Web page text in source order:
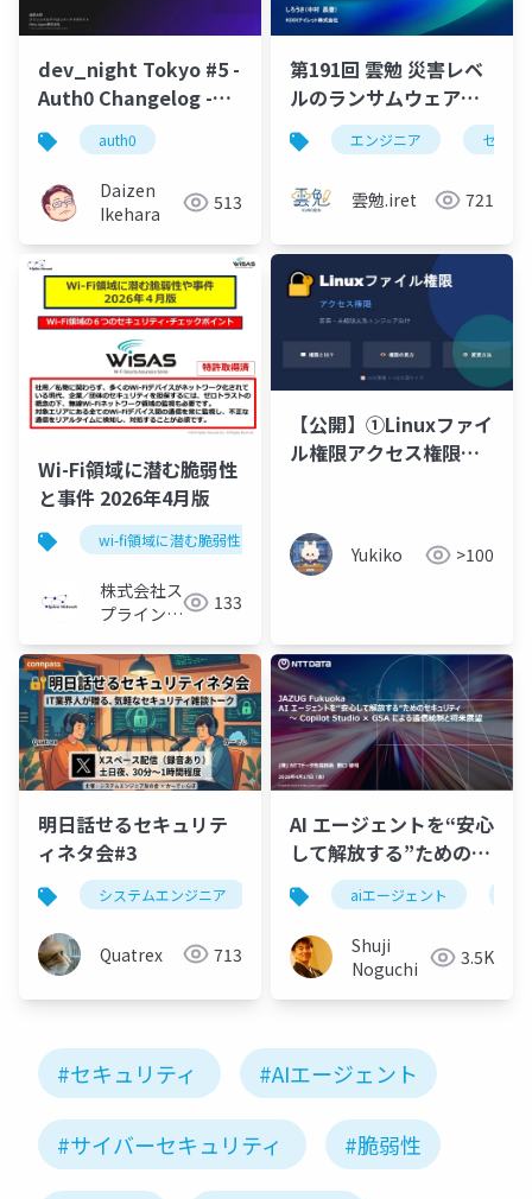
dev_night Tokyo #5 -
Auth0 Changelog -
Auth0最新情報セッシ
ョン (2026.04)
auth0
Daizen
Ikehara
513
第191回 雲勉 災害レベ
ルのランサムウェア被
害から、事業を止めな
いための生存戦略
エンジニア セキュ
雲勉.iret 721
Wi-Fi領域に潜む脆弱性
と事件 2026年4月版
wi-fi領域に潜む脆弱性と事件
株式会社ス
プライン・
ク
133
【公開】①Linuxファイ
ル権限アクセス権限新
_202604192318(５分
クイズあり)
Yukiko >100
明日話せるセキュリテ
ィネタ会#3
システムエンジニア セキュリティ
Quatrex 713
AI エージェントを“安心
して解放する”ためのセ
キュリティ ～ Copilot
Studio × GSA による
通信統制と将来展望
aiエージェント
Shuji
Noguchi
3.5K
#セキュリティ #AIエージェント
#サイバーセキュリティ #脆弱性